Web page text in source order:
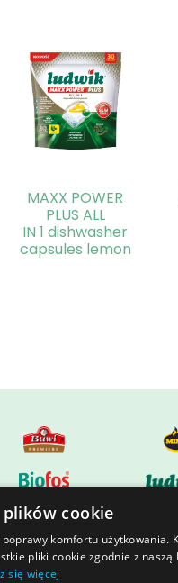
MAXX POWER
PLUS ALL
IN 1 dishwasher
capsules lemon
cookie
komfortu użytkowania.
pliki cookie zgodnie z naszą
się więcej